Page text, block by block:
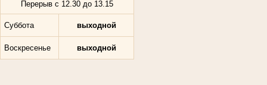
Перерыв с 12.30 до 13.15
Суббота выходной
Воскресенье выходной